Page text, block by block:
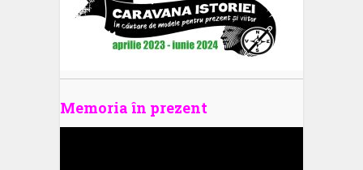
Memoria în prezent